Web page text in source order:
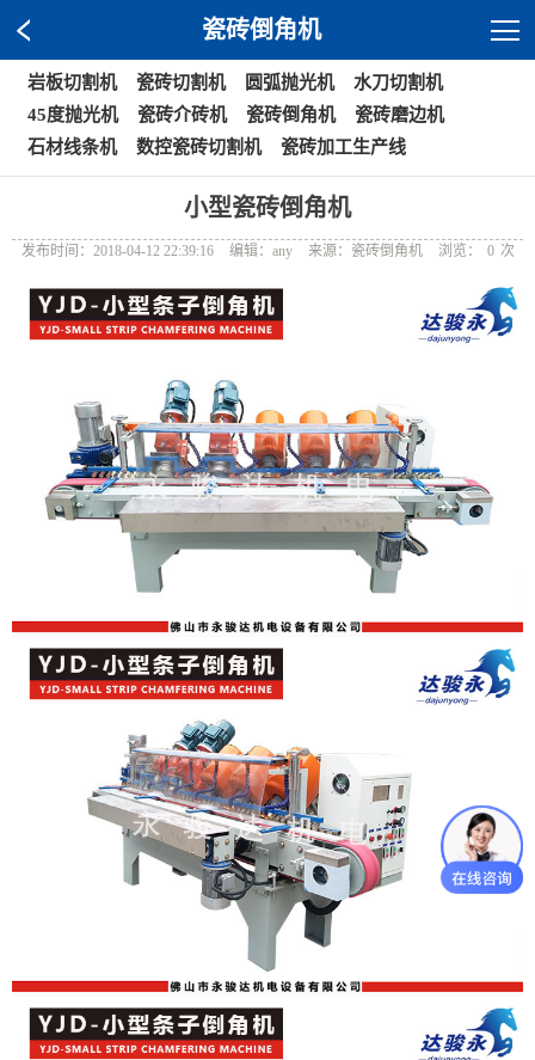
瓷砖倒角机
岩板切割机 瓷砖切割机 圆弧抛光机
水刀切割机
45度抛光机
瓷砖介砖机 瓷砖倒角机
瓷砖磨边机
石材线条机
数控瓷砖切割机 瓷砖加工生产线
小型瓷砖倒角机
发布时间：2018-04-12 22:39:16 编辑：any 来源：瓷砖倒角机 浏览： 0 次